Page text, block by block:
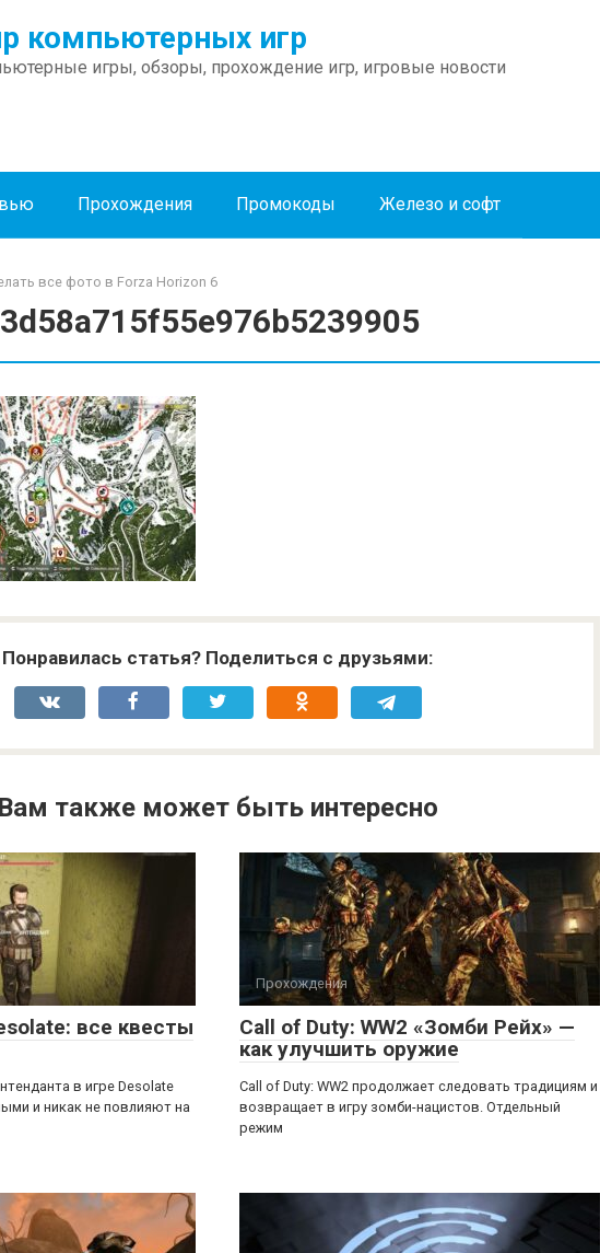
компьютерных игр
игры, обзоры, прохождение игр, игровые новости
Прохождения Промокоды Железо и софт
все фото в Forza Horizon 6
Понравилась статья? Поделиться с друзьями:
Вам также может быть интересно
все квесты
в игре Desolate
и никак не повлияют на
Прохождения
Call of Duty: WW2 «Зомби Рейх» —
как улучшить оружие
Call of Duty: WW2 продолжает следовать традициям и
возвращает в игру зомби-нацистов. Отдельный
режим